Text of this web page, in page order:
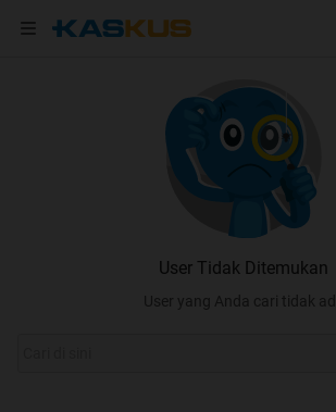
User Tidak Ditemukan
User yang Anda cari tidak